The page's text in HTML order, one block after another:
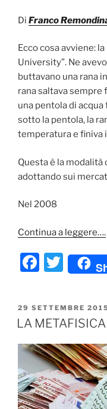
Di Franco
Ecco cosa avviene:
University”. Ne
buttavano una rana
rana saltava sempre
una pentola di
sotto la pentola, la
temperatura e
Questa è la
adottando sui
Nel 2008
Continua a leggere….
F
c
e
b
o
o
k
T
w
itt
er
PUBBLICATO
IL
29 SETTEMBRE 2015
LA